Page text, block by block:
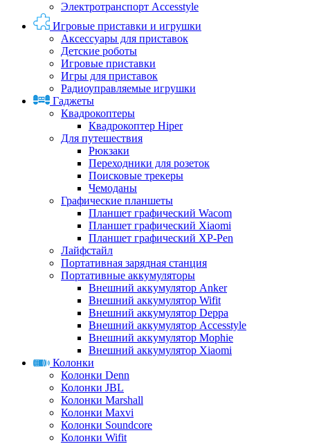
Электротранспорт Accesstyle
Игровые приставки и игрушки
Аксессуары для приставок
Детские роботы
Игровые приставки
Игры для приставок
Радиоуправляемые игрушки
Гаджеты
Квадрокоптеры
Квадрокоптер Hiper
Для путешествия
Рюкзаки
Переходники для розеток
Поисковые трекеры
Чемоданы
Графические планшеты
Планшет графический Wacom
Планшет графический Xiaomi
Планшет графический XP-Pen
Лайфстайл
Портативная зарядная станция
Портативные аккумуляторы
Внешний аккумулятор Anker
Внешний аккумулятор Wifit
Внешний аккумулятор Deppa
Внешний аккумулятор Accesstyle
Внешний аккумулятор Mophie
Внешний аккумулятор Xiaomi
Колонки
Колонки Denn
Колонки JBL
Колонки Marshall
Колонки Maxvi
Колонки Soundcore
Колонки Wifit